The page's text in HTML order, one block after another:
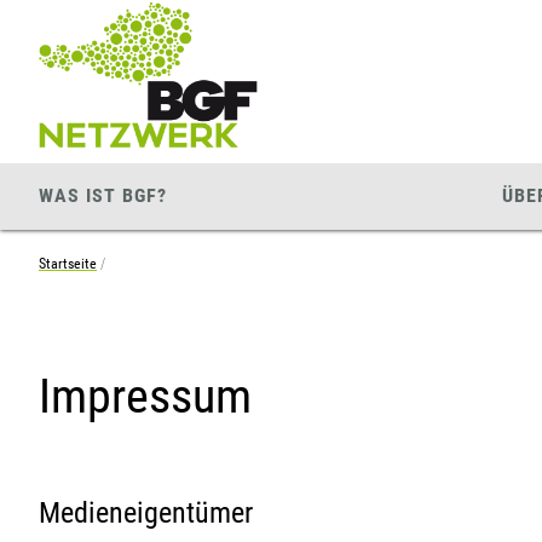
springen
springen
WAS IST BGF?
Startseite
Impressum
Medieneigentümer